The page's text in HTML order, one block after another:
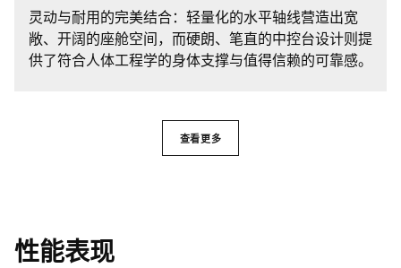
灵动与耐用的完美结合：轻量化的水平轴线营造出宽
敞、开阔的座舱空间，而硬朗、笔直的中控台设计则提
供了符合人体工程学的身体支撑与值得信赖的可靠感。
查看更多
性能表现